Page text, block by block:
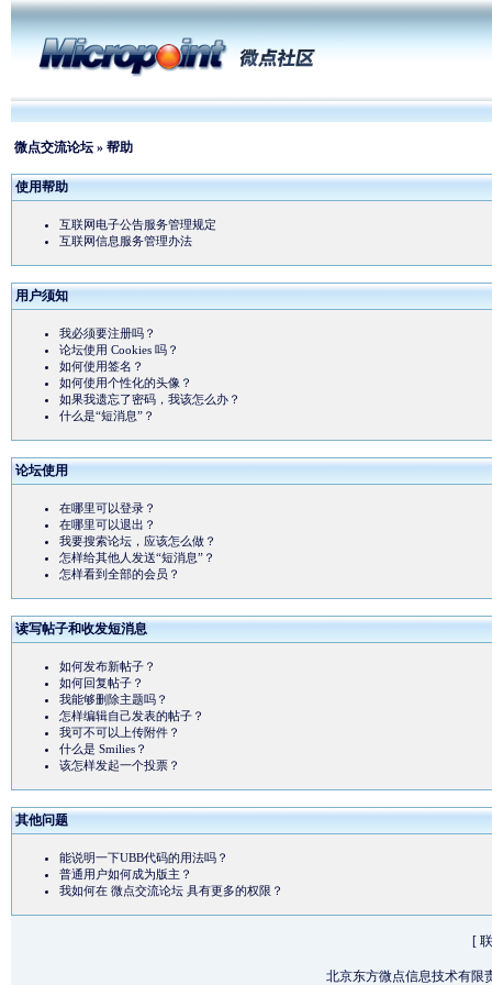
微点交流论坛 » 帮助
使用帮助
互联网电子公告服务管理规定
互联网信息服务管理办法
用户须知
我必须要注册吗？
论坛使用 Cookies 吗？
如何使用签名？
如何使用个性化的头像？
如果我遗忘了密码，我该怎么办？
什么是“短消息”？
论坛使用
在哪里可以登录？
在哪里可以退出？
我要搜索论坛，应该怎么做？
怎样给其他人发送“短消息”？
怎样看到全部的会员？
读写帖子和收发短消息
如何发布新帖子？
如何回复帖子？
我能够删除主题吗？
怎样编辑自己发表的帖子？
我可不可以上传附件？
什么是 Smilies？
该怎样发起一个投票？
其他问题
能说明一下UBB代码的用法吗？
普通用户如何成为版主？
我如何在 微点交流论坛 具有更多的权限？
[
北京东方微点信息技术有限